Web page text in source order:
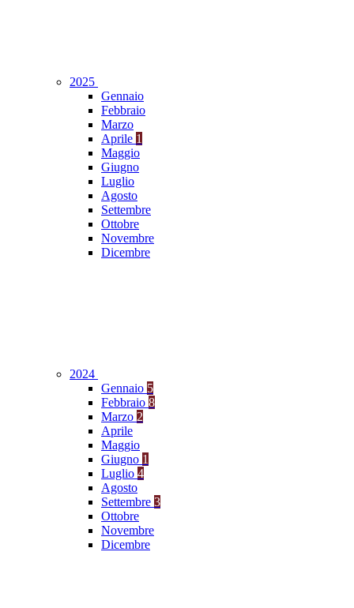
2025
Gennaio
Febbraio
Marzo
Aprile 1
Maggio
Giugno
Luglio
Agosto
Settembre
Ottobre
Novembre
Dicembre
2024
Gennaio 5
Febbraio 8
Marzo 2
Aprile
Maggio
Giugno 1
Luglio 4
Agosto
Settembre 3
Ottobre
Novembre
Dicembre